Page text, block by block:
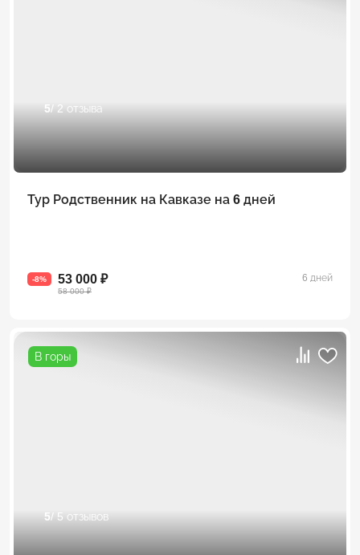
5/ 2 отзыва
Тур Родственник на Кавказе на 6 дней
-8% 53 000 ₽
58 000 ₽
6 дней
В горы
5/ 5 отзывов